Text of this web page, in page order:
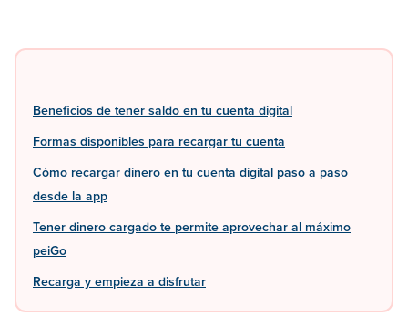
Beneficios de tener saldo en tu cuenta digital
Formas disponibles para recargar tu cuenta
Cómo recargar dinero en tu cuenta digital paso a paso
desde la app
Tener dinero cargado te permite aprovechar al máximo
peiGo
Recarga y empieza a disfrutar